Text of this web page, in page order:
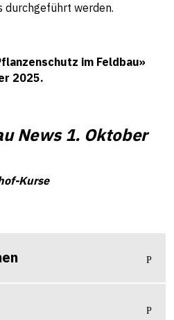
durchgeführt werden.
im Feldbau»
2025.
News 1. Oktober
Kurse